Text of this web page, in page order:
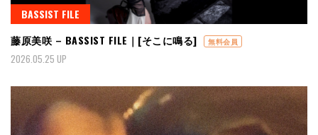
BASSIST FILE
藤原美咲 – BASSIST FILE｜[そこに鳴る]
無料会員
2026.05.25 UP